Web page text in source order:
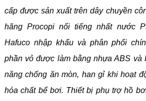
cấp được sản xuất trên dây chuyền
hãng Procopi nổi tiếng nhất nước
Hafuco nhập khẩu và phân phối
phần vỏ được làm bằng nhựa ABS và
năng chống ăn mòn, han gỉ khi hoạt
hóa chất bể bơi. Thiết bị phụ trợ hồ